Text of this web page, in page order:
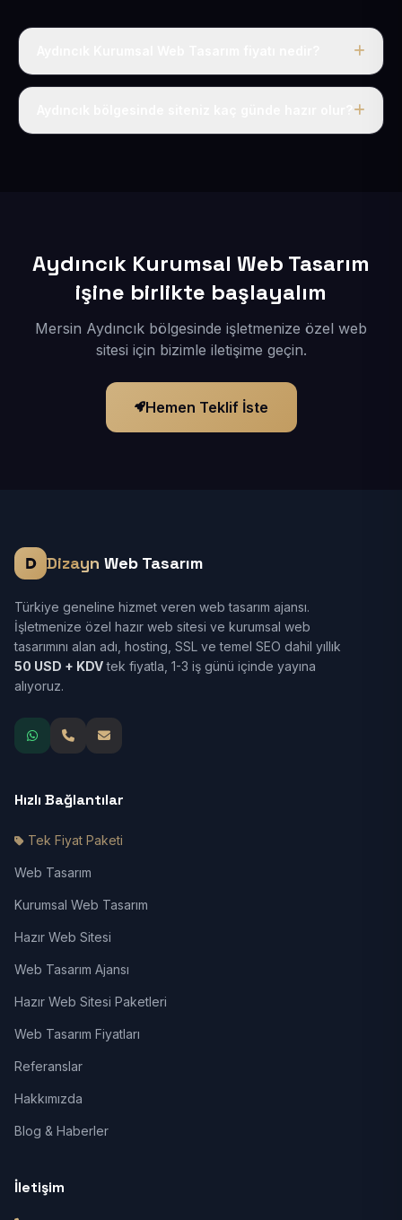
Tek fiyat uygulanır: yıllık 50 USD + KDV. Bu bedele alan
Aydıncık Kurumsal Web Tasarım
işine birlikte başlayalım
Mersin Aydıncık bölgesinde işletmenize özel web
sitesi için bizimle iletişime geçin.
Hemen Teklif İste
Dizayn Web Tasarım
Türkiye geneline hizmet veren web tasarım ajansı.
İşletmenize özel hazır web sitesi ve kurumsal web
tasarımını alan adı, hosting, SSL ve temel SEO dahil yıllık
50 USD + KDVtek fiyatla, 1-3 iş günü içinde yayına
alıyoruz.
Hızlı Bağlantılar
Tek Fiyat Paketi
Web Tasarım
Kurumsal Web Tasarım
Hazır Web Sitesi
Web Tasarım Ajansı
Hazır Web Sitesi Paketleri
Web Tasarım Fiyatları
Referanslar
Hakkımızda
Blog & Haberler
İletişim